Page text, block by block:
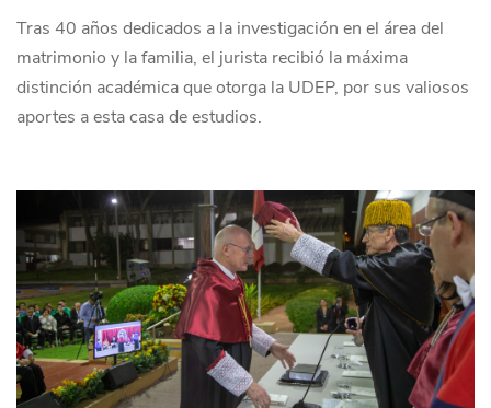
Tras 40 años dedicados a la investigación en el área del
matrimonio y la familia, el jurista recibió la máxima
distinción académica que otorga la UDEP, por sus valiosos
aportes a esta casa de estudios.